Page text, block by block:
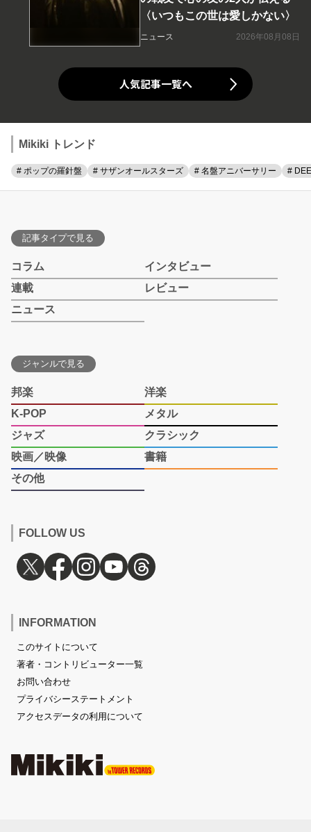
〈いつもこの世は愛しかない〉
ニュース 2026年08月08日
人気記事一覧へ
Mikiki トレンド
# ポップの羅針盤 # サザンオールスターズ # 名盤アニバーサリー #
記事タイプで見る
コラム
インタビュー
連載
レビュー
ニュース
ジャンルで見る
邦楽
洋楽
K-POP
メタル
ジャズ
クラシック
映画／映像
書籍
その他
FOLLOW US
INFORMATION
このサイトについて
著者・コントリビューター一覧
お問い合わせ
プライバシーステートメント
アクセスデータの利用について